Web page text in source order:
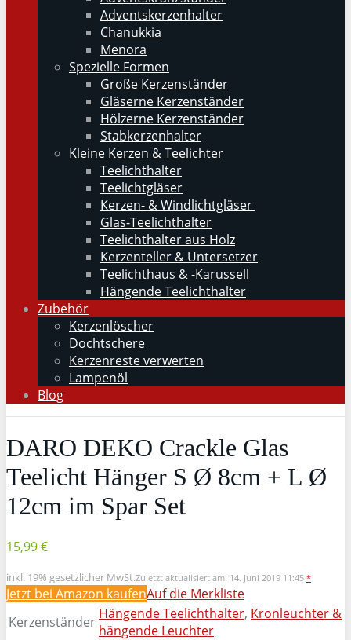
Adventskerzenhalter
Chanukkia
Menora
Spezielle Formen
Große Kerzenständer
Gläserne Kerzenständer
Hölzerne Kerzenständer
Stabkerzenhalter
Kleine Kerzen & Teelichter
Teelichthalter
Teelichtgläser
Kerzen- & Windlichtgläser
Glas-Teelichthalter
Teelichthalter aus Holz
Kerzenteller & Untersetzer
Teelichthaus & -Karussell
Hängende Teelichthalter
Zubehör
Kerzenlöscher
Dochtschere
Kerzenreste verwerten
Lampenöl
Blog
DARO DEKO Crackle Glas
Teelicht Hänger S Ø 8cm + L Ø
12cm im Spar Set
15,99 €
inkl. 19% gesetzlicher MwSt.Zuletzt aktualisiert am: 14. Juni 2019 11:45 *
Jetzt bei Amazon kaufenAuf die Merkliste
Kerzenständer Hängende Teelichthalter, Kronleuchter &
hängende Leuchter